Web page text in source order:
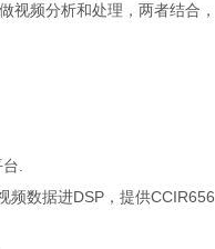
视频分析和处理，两者结合，
.
频数据进DSP，提供CCIR656